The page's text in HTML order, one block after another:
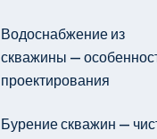
Водоснабжение из
скважины —
проектирования
Бурение скважин —